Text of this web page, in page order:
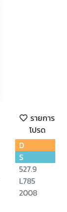
รายการ
โปรด
D
S
527.9
L785
2008